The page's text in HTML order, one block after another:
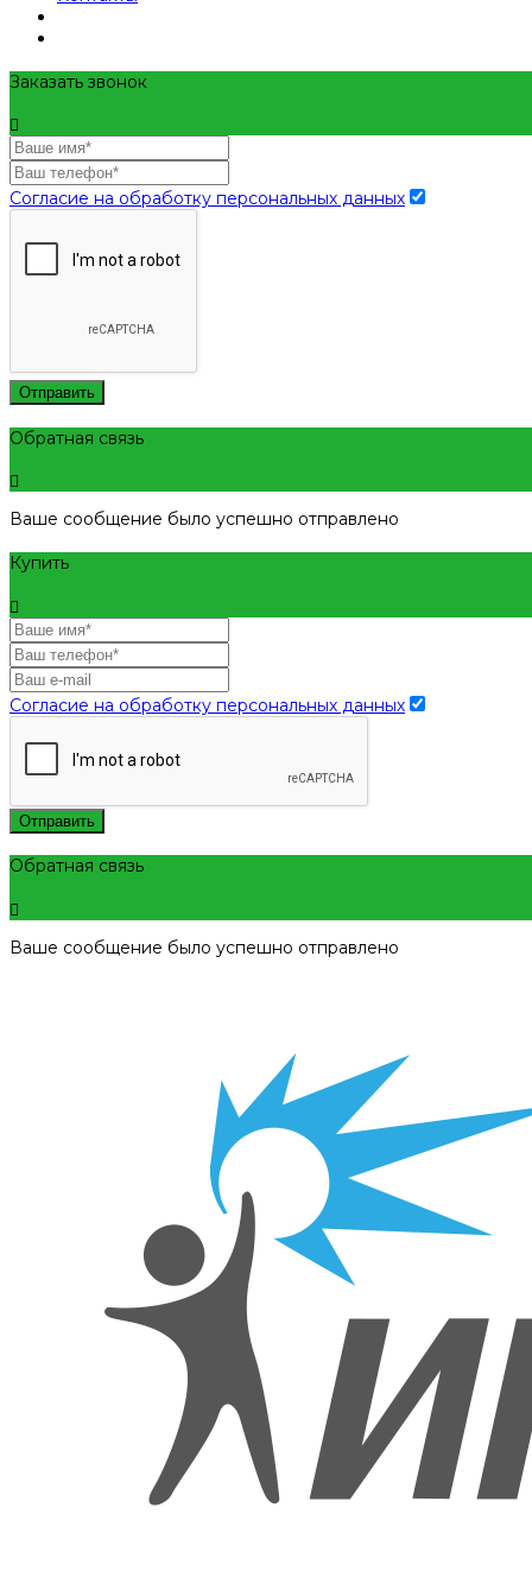
Заказать звонок
Согласие на обработку персональных данных
Отправить
Обратная связь
Ваше сообщение было успешно отправлено
Купить
Согласие на обработку персональных данных
Отправить
Обратная связь
Ваше сообщение было успешно отправлено